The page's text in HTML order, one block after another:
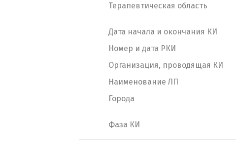
Терапевтическая область
Дата начала и окончания КИ
Номер и дата РКИ
Организация, проводящая КИ
Наименование ЛП
Города
Фаза КИ